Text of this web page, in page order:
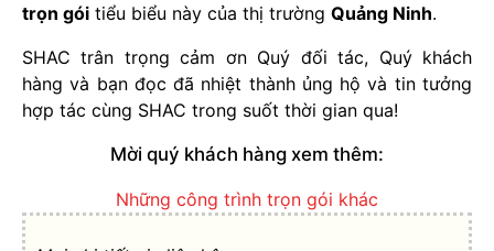
trọn gói tiểu biểu này của thị trường Quảng Ninh.
SHAC trân trọng cảm ơn Quý đối tác, Quý khách
hàng và bạn đọc đã nhiệt thành ủng hộ và tin tưởng
hợp tác cùng SHAC trong suốt thời gian qua!
Mời quý khách hàng xem thêm:
Những công trình trọn gói khác